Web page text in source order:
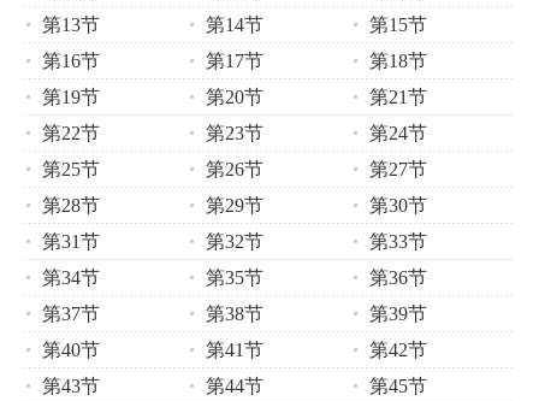
第13节
第14节
第15节
第16节
第17节
第18节
第19节
第20节
第21节
第22节
第23节
第24节
第25节
第26节
第27节
第28节
第29节
第30节
第31节
第32节
第33节
第34节
第35节
第36节
第37节
第38节
第39节
第40节
第41节
第42节
第43节
第44节
第45节